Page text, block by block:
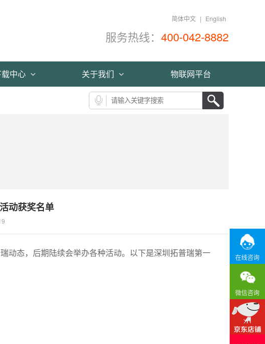
简体中文 | English
服务热线： 400-042-8882
中心 关于我们 物联网平台
动获奖名单
动态，后期陆续会举办各种活动。以下是深圳拓普瑞第一
在线咨询
微信咨询